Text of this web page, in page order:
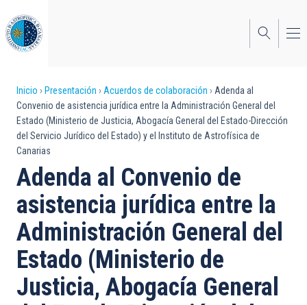
al
contenido
principal
Sobrescribir
enlaces
de
ayuda
a
la
navegación
Inicio Presentación Acuerdos de colaboración
Adenda al
Convenio de asistencia jurídica entre la Administración General del
Estado (Ministerio de Justicia, Abogacía General del Estado-Dirección
del Servicio Jurídico del Estado) y el Instituto de Astrofísica de
Canarias
Adenda al Convenio de
asistencia jurídica entre la
Administración General del
Estado (Ministerio de
Justicia, Abogacía General